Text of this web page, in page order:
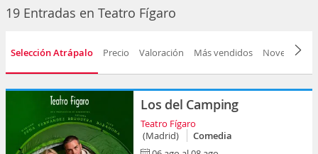
Capacidad para 800 personas
19 Entradas en Teatro Fígaro
Selección Atrápalo Precio Valoración Más vendidos Novedad
Los del Camping
Teatro Fígaro
(Madrid)
Comedia